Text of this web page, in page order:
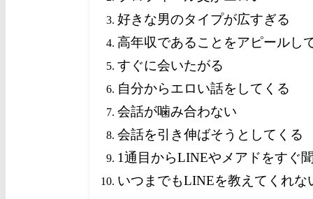
好きな男のタイプが広すぎる
高年収であることをアピールし
すぐに会いたがる
自分からエロい話をしてくる
会話が噛み合わない
会話を引き伸ばそうとしてくる
1通目からLINEやメアドをすぐ
いつまでもLINEを教えてくれな